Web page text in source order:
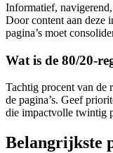
Informatief,
Door content aan deze
pagina’s moet
Wat is de 80/20-
Tachtig procent van de
de pagina’s. Geef
die impactvolle twintig
Belangrijkste